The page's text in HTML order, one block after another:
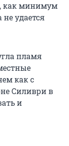
как минимум
удается
пламя
как с
Силиври в
и